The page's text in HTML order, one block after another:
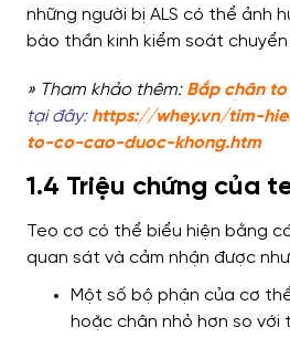
những người bị ALS có thể ảnh
bào thần kinh kiểm soát
» Tham khảo thêm: Bắp chân
tại đây: https://whey.vn/tim-
to-co-cao-duoc-khong.htm
1.4 Triệu chứng của
Teo cơ có thể biểu hiện bằng
quan sát và cảm nhận được
Một số bộ phận của cơ
hoặc chân nhỏ hơn so với